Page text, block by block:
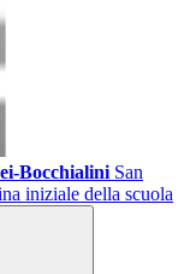
Bocchialini San
iniziale della scuola